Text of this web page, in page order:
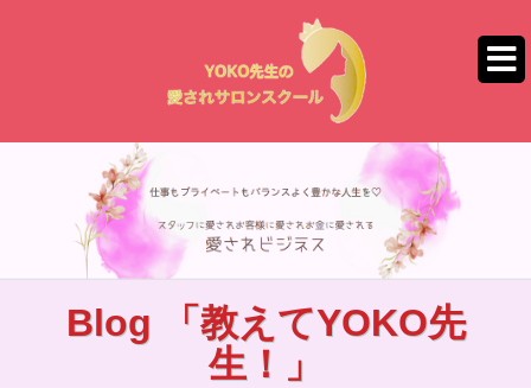
ツ
Blog 「教えてYOKO先
生！」